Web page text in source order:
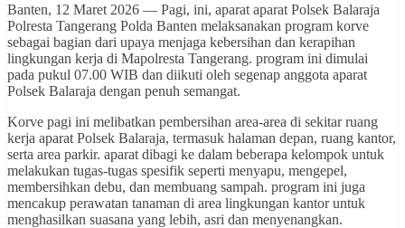
Banten, 12 Maret 2026 — Pagi, ini, aparat aparat Polsek Balaraja
Polresta Tangerang Polda Banten melaksanakan program korve
sebagai bagian dari upaya menjaga kebersihan dan kerapihan
lingkungan kerja di Mapolresta Tangerang. program ini dimulai
pada pukul 07.00 WIB dan diikuti oleh segenap anggota aparat
Polsek Balaraja dengan penuh semangat.
Korve pagi ini melibatkan pembersihan area-area di sekitar ruang
kerja aparat Polsek Balaraja, termasuk halaman depan, ruang kantor,
serta area parkir. aparat dibagi ke dalam beberapa kelompok untuk
melakukan tugas-tugas spesifik seperti menyapu, mengepel,
membersihkan debu, dan membuang sampah. program ini juga
mencakup perawatan tanaman di area lingkungan kantor untuk
menghasilkan suasana yang lebih, asri dan menyenangkan.